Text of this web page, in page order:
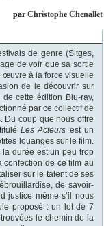
par Christophe Chenallet
de genre (Sitges,
de voir que sa sortie
œuvre à la force visuelle
de le découvrir sur
cette édition Blu-ray,
par ce collectif de
Du coup que nous offre
Les Acteurs est un
louanges sur le film.
la durée est un peu trop
confection de ce film au
sur le talent de ses
de savoir-
justice même s’il nous
proposé : un lot de 7
le chemin de la